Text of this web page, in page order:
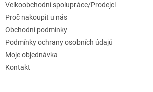
Velkoobchodní spolupráce/Prodejci
Proč nakoupit u nás
Obchodní podmínky
Podmínky ochrany osobních údajů
Moje objednávka
Kontakt